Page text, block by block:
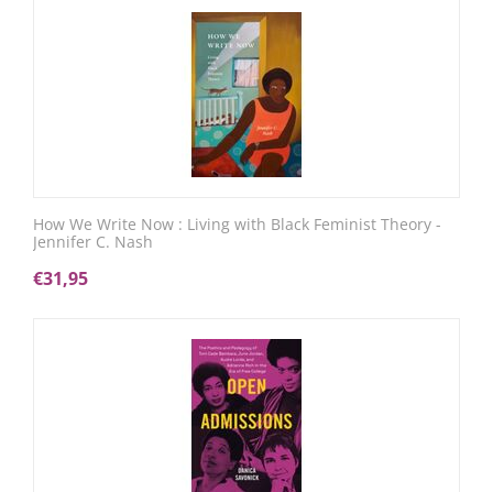
How We Write Now : Living with Black Feminist Theory -
Jennifer C. Nash
€31,95